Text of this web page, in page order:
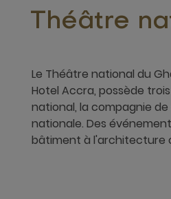
Théâtre
Le Théâtre national du
Hotel Accra, possède
national, la compagnie
nationale. Des
bâtiment à l'architecture